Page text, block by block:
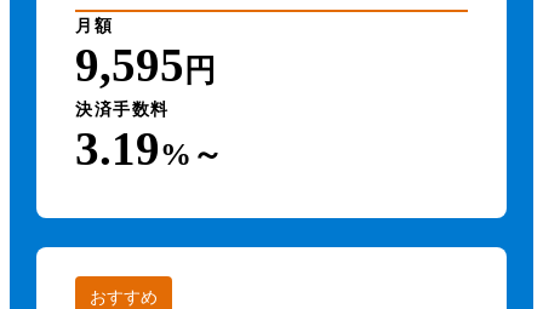
月額
9,595 円
決済手数料
3.19%～
おすすめ